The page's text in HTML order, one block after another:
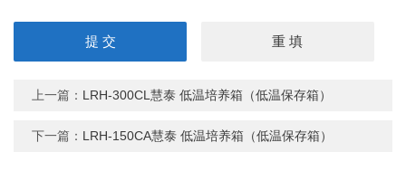
上一篇： LRH-300CL慧泰 低温培养箱（低温保存箱）
下一篇： LRH-150CA慧泰 低温培养箱（低温保存箱）